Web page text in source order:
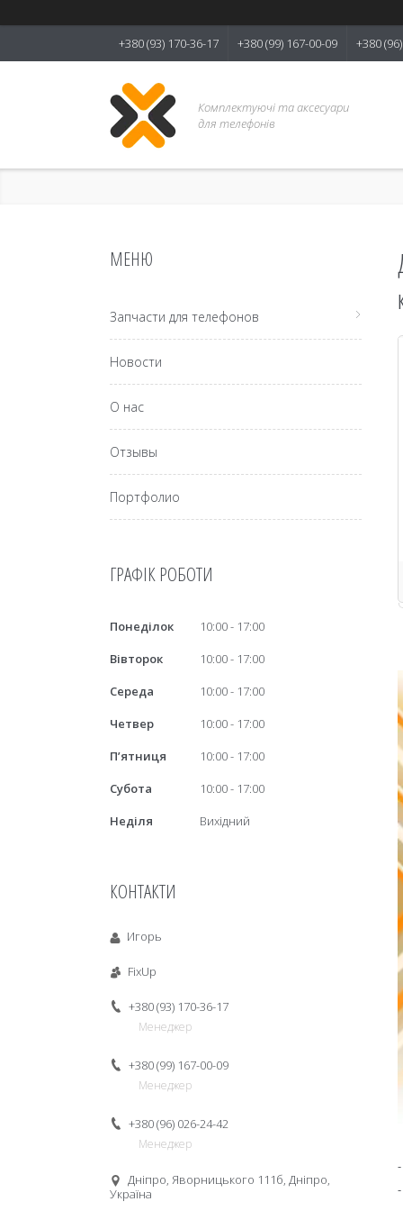
+380 (93) 170-36-17 +380 (99) 167-00-09 +380
Комплектуючі та аксесуари
для телефонів
Запчасти для телефонов
Новости
О нас
Отзывы
Портфолио
ГРАФІК РОБОТИ
Понеділок 10:00
17:00
Вівторок
10:00
17:00
Середа
10:00
17:00
Четвер
10:00
17:00
Пʼятниця
10:00
17:00
Субота
10:00
17:00
Неділя
Вихідний
КОНТАКТИ
Игорь
FixUp
+380 (93) 170-36-17
Менеджер
+380 (99) 167-00-09
Менеджер
+380 (96) 026-24-42
Менеджер
Дніпро, Яворницького 111б, Дніпро,
Україна